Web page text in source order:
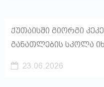
ქუთაისში გიორგი
განათლების სკოლა
23.06.2026